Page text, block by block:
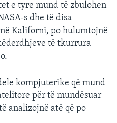
e tyre mund të zbulohen
s dhe të disa
Kaliforni, po hulumtojnë
të tkurrura
kompjuterike që mund
për të mundësuar
analizojnë atë që po